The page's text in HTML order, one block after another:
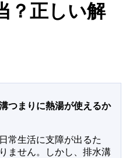
？正しい解
つまりに熱湯が使えるか
常生活に支障が出るた
ません。しかし、排水溝